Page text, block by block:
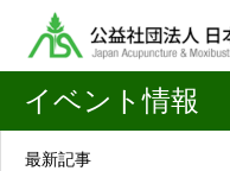
イベント情報
最新記事